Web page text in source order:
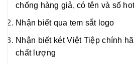
chống hàng giả, có tên và số
Nhận biết qua tem sắt logo
Nhận biết két Việt Tiệp chính
chất lượng